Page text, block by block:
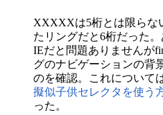
XXXXXは5桁とは限らな
たリングだと6桁だった
IEだと問題ありませんが
グのナビゲーションの背
のを確認。これについて
擬似子供セレクタを使う
った。